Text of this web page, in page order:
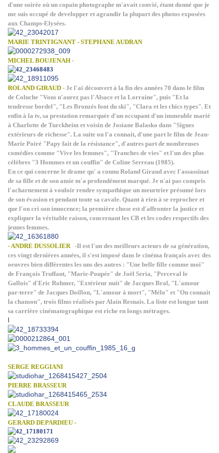
d'une soirée où un copain photographe m'avait convié, étant donné que je
me suis occupé de developper et agrandir la plupart des photos exposées
aux Champs-Elysées.
MARIE TRINTIGNANT - STEPHANE AUDRAN
MICHEL BOUJENAH -
ROLAND GIRAUD - Je l'ai découvert à la fin des années 70 dans le film
de Coluche "Vous n'aurez pas l'Alsace et la Lorraine", puis "Et la
tendresse bordel", "Les Bronzés font du ski", "Clara et les chics types". Et
enfin à la tv, sa prestation remarquée d'un occupant d'un immeuble marié
à Charlotte de Turckheim et voisin de Josiane Balasko dans "Signes
extérieurs de richesse". La suite on l'a connait, d'une part le film de Jean-
Marie Poiré "Papy fait de la résistance", d'autres part de nombreuses
comédies comme "Vive les femmes", "Tranches de vies" et l'un des plus
célèbres "3 Hommes et un couffin" de Coline Serreau (1985).
En ce qui concerne le drame qu' a connu Roland Giraud avec l'assassinat
de sa fille et de son amie m'a profondément marqué. Je n'ai pas compris
l'acharnement à vouloir rendre sympathique un meurtrier présumé lors
de son évasion et pendant toute sa cavale. Quant à rien à se reprocher et
que l'on cri son innocence; la première chose est d'affronter la justice et
expliquer la véritable raison, concernant les CB et les codes respectifs des
jeunes femmes.
- ANDRE DUSSOLIER -Il est l'un des meilleurs acteurs de sa génération,
ces vingt dernières années, il s'est imposé dans le cinéma français avec des
oeuvres bien différentes les uns des autres : "Une belle fille comme moi"
de François Truffaut, "Marie-Poupée" de Joël Seria, "Perceval le
Gallois" d'Eric Rohmer, "Extérieur nuit" de Jacques Bral, "L'amour
par-terre" de Jacques Doillon, "L'amour à mort", "Mélo" et "On connait
la chanson", trois films réalisés par Alain Resnais. La liste est longue tant
sa carrière cinématographique est riche en longs métrages.
l
SERGE REGGIANI
PIERRE BRASSEUR
CLAUDE BRASSEUR
GERARD DEPARDIEU -